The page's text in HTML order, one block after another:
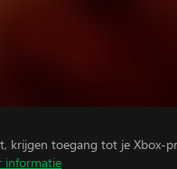
krijgen toegang tot je Xbox-
informatie